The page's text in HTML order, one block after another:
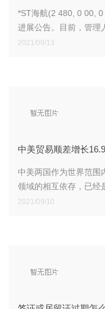
*ST海航(2 480, 0 00,
进展公告。目前，管理
者为辽宁方大集团实业
2021/09/13
中美两国作为世界范围
领域的相互依存，已经
崛起，在苏联解体后，
2021/09/10